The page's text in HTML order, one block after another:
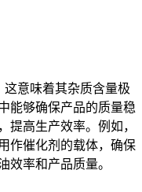
这意味着其杂质含量极
能够确保产品的质量稳
提高生产效率。例如，
作催化剂的载体，确保
效率和产品质量。